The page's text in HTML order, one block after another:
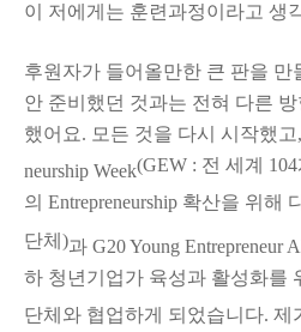
이 저에게는 훈련과정이라고 생
후원자가 들어올만한 큰 판을 만
안 준비했던 것과는 전혀 다른
했어요. 모든 것을 다시 시작했고
neurship Week(GEW : 전 세계
의 Entrepreneurship 확산을 위해
단체)과 G20 Young Entrepreneur
하 청년기업가 육성과 활성화를
단체와 협업하게 되었습니다. 제